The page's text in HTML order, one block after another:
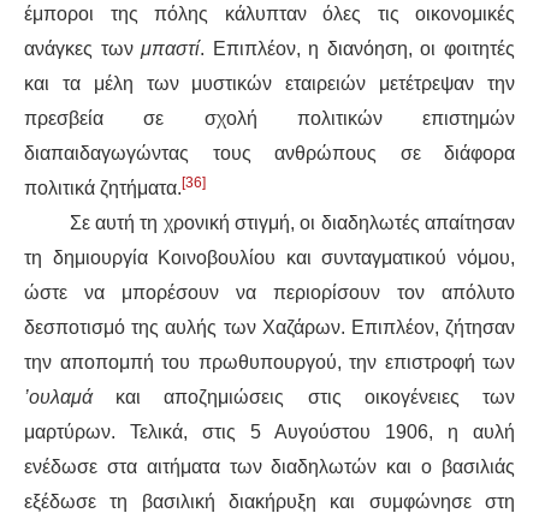
έμποροι της πόλης κάλυπταν όλες τις οικονομικές
ανάγκες τωνμπαστί. Επιπλέον, η διανόηση, οι φοιτητές
και τα μέλη των μυστικών εταιρειών μετέτρεψαν την
πρεσβεία σε σχολή πολιτικών επιστημών
διαπαιδαγωγώντας τους ανθρώπους σε διάφορα
πολιτικά ζητήματα. [36]
Σε αυτή τη χρονική στιγμή, οι διαδηλωτές απαίτησαν
τη δημιουργία Κοινοβουλίου και συνταγματικού νόμου,
ώστε να μπορέσουν να περιορίσουν τον απόλυτο
δεσποτισμό της αυλής των Χαζάρων. Επιπλέον, ζήτησαν
την αποπομπή του πρωθυπουργού, την επιστροφή των
’ουλαμάκαι αποζημιώσεις στις οικογένειες των
μαρτύρων. Τελικά, στις 5 Αυγούστου 1906, η αυλή
ενέδωσε στα αιτήματα των διαδηλωτών και ο βασιλιάς
εξέδωσε τη βασιλική διακήρυξη και συμφώνησε στη